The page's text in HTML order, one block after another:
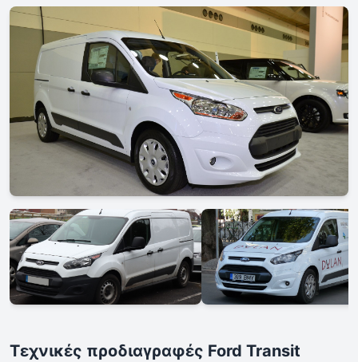
Τεχνικές προδιαγραφές Ford Transit